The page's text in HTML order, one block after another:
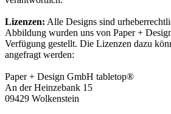
Lizenzen: Alle Designs sind
Abbildung wurden uns von Paper +
Verfügung gestellt. Die Lizenzen dazu
angefragt werden:
Paper + Design GmbH tabletop®
An der Heinzebank 15
09429 Wolkenstein